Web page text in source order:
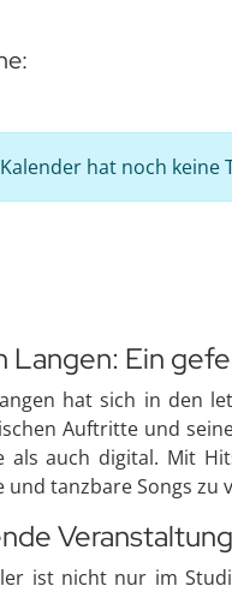
hat noch keine
Langen: Ein
hat sich in den
Auftritte und
als auch digital. Mit
und tanzbare Songs zu
ist nicht nur im